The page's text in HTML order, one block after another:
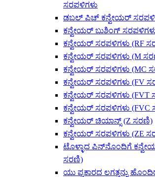
ಸರಪಳಿಗಳು
ಡಬಲ್ ಪಿಚ್ ಕನ್ವೇಯರ್
ಕನ್ವೇಯರ್ ಬುಶಿಂಗ್
ಕನ್ವೇಯರ್ ಸರಪಳಿಗಳು (RF
ಕನ್ವೇಯರ್ ಸರಪಳಿಗಳು (M
ಕನ್ವೇಯರ್ ಸರಪಳಿಗಳು (MC
ಕನ್ವೇಯರ್ ಸರಪಳಿಗಳು (FV
ಕನ್ವೇಯರ್ ಸರಪಳಿಗಳು (FVT
ಕನ್ವೇಯರ್ ಸರಪಳಿಗಳು (FVC
ಕನ್ವೇಯರ್ ಚಿಯಾನ್ಸ್ (Z ಸರಣಿ)
ಕನ್ವೇಯರ್ ಸರಪಳಿಗಳು (ZE
ಟೊಳ್ಳಾದ ಪಿನ್‌ನೊಂದಿಗೆ
ಸರಣಿ)
ಯು ಪ್ರಕಾರದ ಲಗತ್ತನ್ನು